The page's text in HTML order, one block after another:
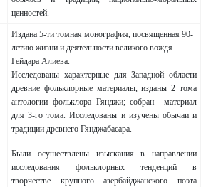
ценностей.
Издана 5-ти томная монография, посвященная 90-
летию жизни и деятельности великого вождя
Гейдара Алиева.
Исследованы характерные для Западной области
древние фольклорные материалы, изданы 2 тома
антологии фольклора Гянджи; собран материал
для 3-го тома. Исследованы и изучены обычаи и
традиции древнего Гянджабасара.
Были осуществлены изыскания в направлении
исследования фольклорных тенденций в
творчестве крупного азербайджанского поэта